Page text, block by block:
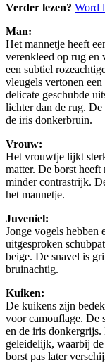
Verder lezen? Word
Man:
Het mannetje heeft
verenkleed op rug en
een subtiel
vleugels vertonen
delicate geschubde
lichter dan de rug.
de iris donkerbruin.
Vrouw:
Het vrouwtje lijkt
matter. De borst
minder contrastrijk.
het mannetje.
Juveniel:
Jonge vogels hebben
uitgesproken
beige. De snavel is
bruinachtig.
Kuiken:
De kuikens zijn
voor camouflage. De
en de iris
geleidelijk, waarbij
borst pas later